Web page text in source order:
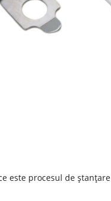
este procesul de ștanțare